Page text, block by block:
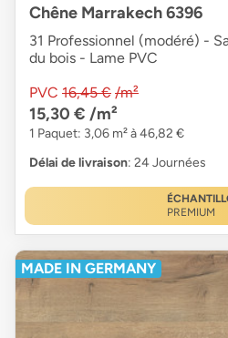
Chêne Marrakech 6396
31 Professionnel (modéré) -
du bois - Lame PVC
PVC 16,45 € /m²
15,30 € /m²
1 Paquet: 3,06 m² à 46,82 €
Délai de livraison: 24 Journées
PREMIUM
MADE IN GERMANY